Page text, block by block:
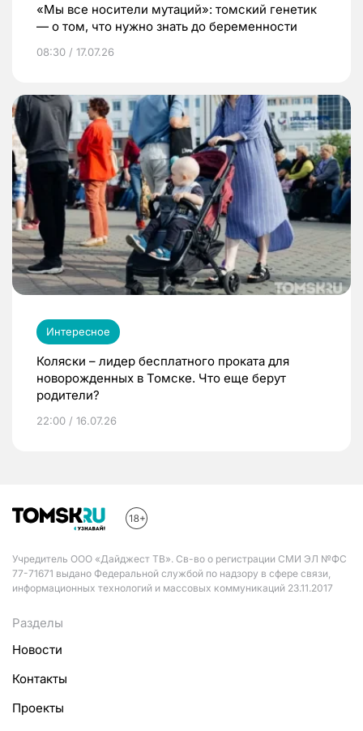
«Мы все носители мутаций»: томский генетик
— о том, что нужно знать до беременности
08:30 / 17.07.26
Интересное
Коляски – лидер бесплатного проката для
новорожденных в Томске. Что еще берут
родители?
22:00 / 16.07.26
Учредитель ООО «Дайджест ТВ». Св-во о регистрации СМИ ЭЛ №ФС
77-71671 выдано Федеральной службой по надзору в сфере связи,
информационных технологий и массовых коммуникаций 23.11.2017
Разделы
Новости
Контакты
Проекты